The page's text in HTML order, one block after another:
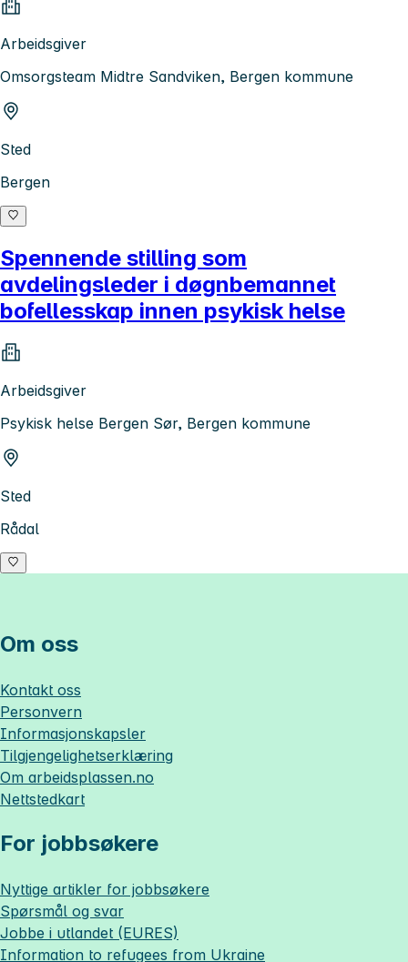
Arbeidsgiver
Omsorgsteam Midtre Sandviken, Bergen kommune
Sted
Bergen
Spennende stilling som
avdelingsleder i døgnbemannet
bofellesskap innen psykisk helse
Arbeidsgiver
Psykisk helse Bergen Sør, Bergen kommune
Sted
Rådal
Om oss
Kontakt oss
Personvern
Informasjonskapsler
Tilgjengelighetserklæring
Om arbeidsplassen.no
Nettstedkart
For jobbsøkere
Nyttige artikler for jobbsøkere
Spørsmål og svar
Jobbe i utlandet (EURES)
Information to refugees from Ukraine